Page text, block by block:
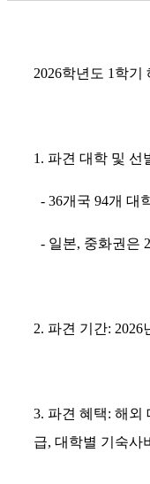
2026학년도 1학기
1. 파견 대학 및 선
- 36개국 94개 대
- 일본, 중화권은
2. 파견 기간:
3. 파견 혜택: 해외
급, 대학별 기숙사